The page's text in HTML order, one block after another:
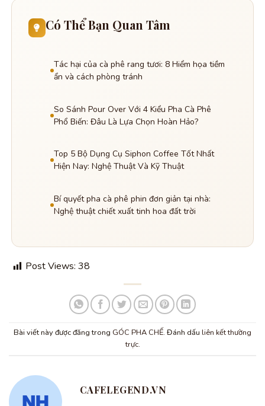
Có Thể Bạn Quan Tâm
Tác hại của cà phê rang tươi: 8 Hiểm họa tiềm
ẩn và cách phòng tránh
So Sánh Pour Over Với 4 Kiểu Pha Cà Phê
Phổ Biến: Đâu Là Lựa Chọn Hoàn Hảo?
Top 5 Bộ Dụng Cụ Siphon Coffee Tốt Nhất
Hiện Nay: Nghệ Thuật Và Kỹ Thuật
Bí quyết pha cà phê phin đơn giản tại nhà:
Nghệ thuật chiết xuất tinh hoa đất trời
Post Views: 38
Bài viết này được đăng trong GÓC PHA CHẾ. Đánh dấu liên kết thường
trực.
CAFELEGEND.VN